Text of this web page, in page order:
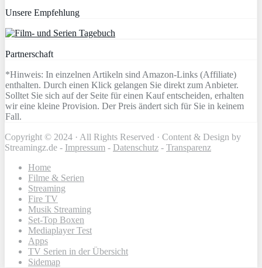
Unsere Empfehlung
Partnerschaft
*Hinweis: In einzelnen Artikeln sind Amazon-Links (Affiliate)
enthalten. Durch einen Klick gelangen Sie direkt zum Anbieter.
Solltet Sie sich auf der Seite für einen Kauf entscheiden, erhalten
wir eine kleine Provision. Der Preis ändert sich für Sie in keinem
Fall.
Copyright © 2024 · All Rights Reserved · Content & Design by
Streamingz.de - Impressum - Datenschutz - Transparenz
Home
Filme & Serien
Streaming
Fire TV
Musik Streaming
Set-Top Boxen
Mediaplayer Test
Apps
TV Serien in der Übersicht
Sidemap